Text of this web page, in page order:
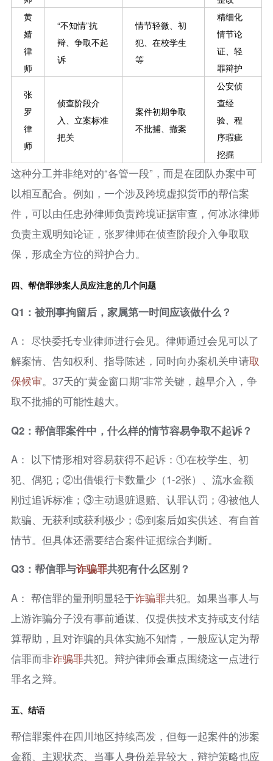
黄
婧
律
师
“不知情”抗
辩、争取不起
诉
情节轻微、初
犯、在校学生
等
精细化
情节论
证、轻
罪辩护
张
罗
律
师
侦查阶段介
入、立案标准
把关
案件初期争取
不批捕、撤案
公安侦
查经
验、程
序瑕疵
挖掘
这种分工并非绝对的“各管一段”，而是在团队办案中可
以相互配合。例如，一个涉及跨境虚拟货币的帮信案
件，可以由任忠孙律师负责跨境证据审查，何冰冰律师
负责主观明知论证，张罗律师在侦查阶段介入争取取
保，形成全方位的辩护合力。
四、帮信罪涉案人员应注意的几个问题
Q1：被刑事拘留后，家属第一时间应该做什么？
A： 尽快委托专业律师进行会见。律师通过会见可以了
解案情、告知权利、指导陈述，同时向办案机关申请取
保候审。37天的“黄金窗口期”非常关键，越早介入，争
取不批捕的可能性越大。
Q2：帮信罪案件中，什么样的情节容易争取不起诉？
A： 以下情形相对容易获得不起诉：①在校学生、初
犯、偶犯；②出借银行卡数量少（1-2张）、流水金额
刚过追诉标准；③主动退赃退赔、认罪认罚；④被他人
欺骗、无获利或获利极少；⑤到案后如实供述、有自首
情节。但具体还需要结合案件证据综合判断。
Q3：帮信罪与诈骗罪共犯有什么区别？
A： 帮信罪的量刑明显轻于诈骗罪共犯。如果当事人与
上游诈骗分子没有事前通谋、仅提供技术支持或支付结
算帮助，且对诈骗的具体实施不知情，一般应认定为帮
信罪而非诈骗罪共犯。辩护律师会重点围绕这一点进行
罪名之辩。
五、结语
帮信罪案件在四川地区持续高发，但每一起案件的涉案
金额、主观状态、当事人身份差异较大，辩护策略也应